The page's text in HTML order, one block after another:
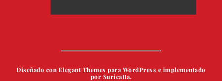
Diseñado con Elegant Themes para WordPress e implementado
por Suricatta.